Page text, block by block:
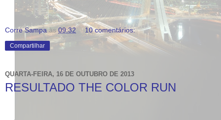
Corre Sampa às09:32 10 comentários:
Compartilhar
QUARTA-FEIRA, 16 DE OUTUBRO DE 2013
RESULTADO THE COLOR RUN